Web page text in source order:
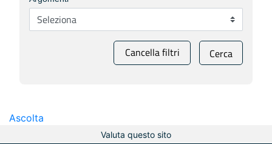
Cancella filtri Cerca
Ascolta
Valuta questo sito